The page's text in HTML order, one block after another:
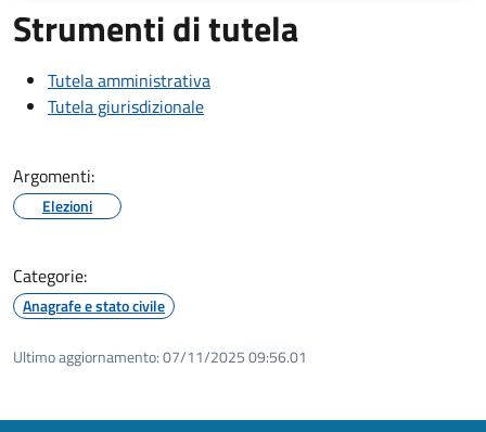
Strumenti di tutela
Tutela amministrativa
Tutela giurisdizionale
Argomenti:
Elezioni
Categorie:
Anagrafe e stato civile
Ultimo aggiornamento:07/11/2025 09:56.01